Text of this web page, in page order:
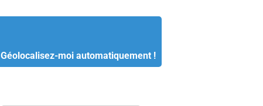
Géolocalisez-moi automatiquement !